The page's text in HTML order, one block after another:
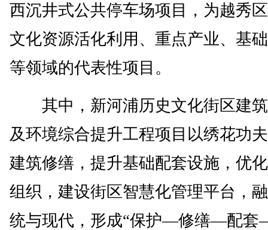
西沉井式公共停车场项目，为越秀
文化资源活化利用、重点产业、基
等领域的代表性项目。
其中，新河浦历史文化街区建
及环境综合提升工程项目以绣花功
建筑修缮，提升基础配套设施，优
组织，建设街区智慧化管理平台，
统与现代，形成“保护—修缮—配套